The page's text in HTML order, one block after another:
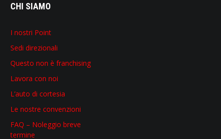
CHI SIAMO
I nostri Point
Sedi direzionali
Questo non è franchising
Lavora con noi
L’auto di cortesia
Le nostre convenzioni
FAQ – Noleggio breve
termine